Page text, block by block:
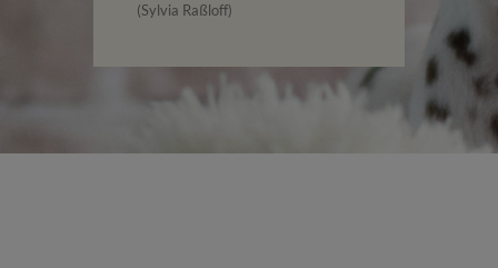
(Sylvia Raßloff)